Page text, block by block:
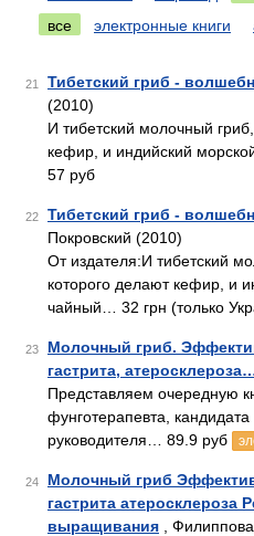
все
электронные книги
21 Тибетский гриб -
(2010)
И тибетский молочный
кефир, и индийский
57 руб
22 Тибетский гриб -
Покровский (2010)
От издателя:И тибетский
которого делают кефир, и
чайный… 32 грн (только
23
Молочный гриб.
гастрита,
Представляем очередную
фунготерапевта, кандидата
руководителя… 89.9 руб
24
Молочный гриб
гастрита атеросклероза
выращивания ,